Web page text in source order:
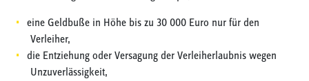
eine Geldbuße in Höhe bis zu 30 000 Euro nur für den
Verleiher,
die Entziehung oder Versagung der Verleiherlaubnis wegen
Unzuverlässigkeit,